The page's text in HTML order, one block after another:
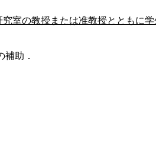
室の教授または准教授とともに
助．